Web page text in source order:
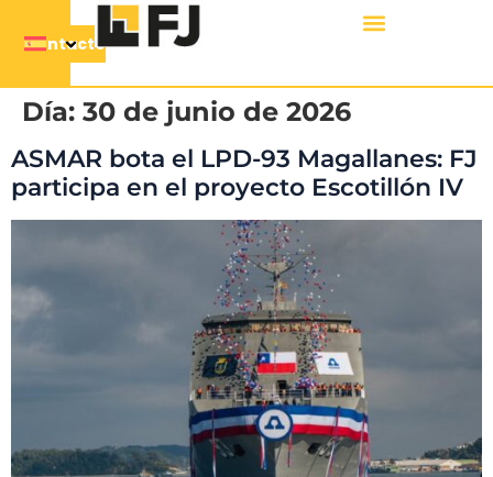
Contacto
Día: 30 de junio de 2026
ASMAR bota el LPD-93 Magallanes: FJ
participa en el proyecto Escotillón IV